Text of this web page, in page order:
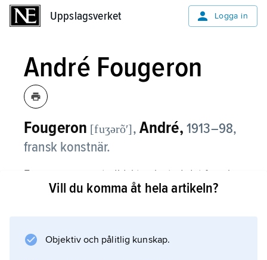
Uppslagsverket Logga in
André Fougeron
Fougeron [fuʒərõʹ], André, 1913–98,
fransk konstnär.
Fougeron var autodidakt och stod det franska
kommunistpartiet nära; hans berättande bilder
sina verk gjorde han mer eller mindre satiriska
Vill du komma åt hela artikeln?
Objektiv och pålitlig kunskap.